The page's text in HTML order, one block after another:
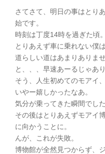
さてさて、明日の事はとり
始です。
時刻は丁度14時を過ぎた頃。
とりあえず車に乗れない僕
道らしい道はあまりありま
と、、、早速あーるじゃあ
そう、人生初めてのモアイ
いやー嬉しかったなあ。
気分が乗ってきた瞬間でした
その後はとりあえずモアイ
に向かうことに。
んが、これが失敗。
博物館が全然見つからず、